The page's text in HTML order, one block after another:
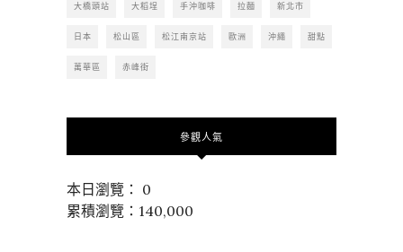
大橋頭站 大稻埕 手沖咖啡 拉麵 新北市
日本 松山區 松江南京站 歐洲 沖繩 甜點
萬華區 赤峰街
參觀人氣
本日瀏覽： 0
累積瀏覽：140,000